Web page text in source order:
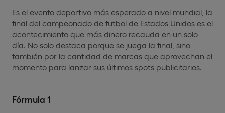
Es el evento deportivo más esperado a nivel mundial, la
final del campeonado de futbol de Estados Unidos es el
acontecimiento que más dinero recauda en un solo
día. No solo destaca porque se juega la final, sino
también por la cantidad de marcas que aprovechan el
momento para lanzar sus últimos spots publicitarios.
Fórmula 1